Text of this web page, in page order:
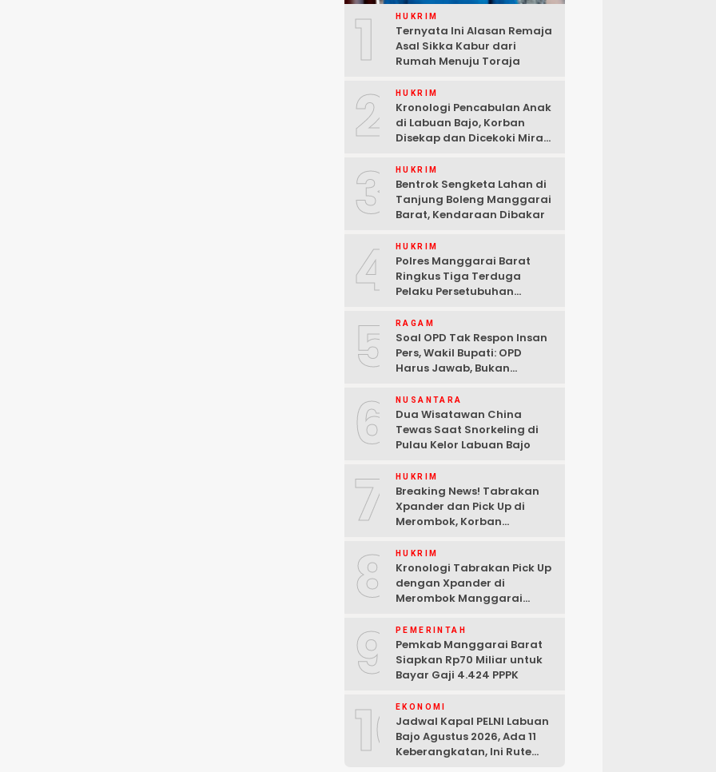
1 HUKRIM
Ternyata Ini Alasan Remaja
Asal Sikka Kabur dari
Rumah Menuju Toraja
2 HUKRIM
Kronologi Pencabulan Anak
di Labuan Bajo, Korban
Disekap dan Dicekoki Miras,
3 HUKRIM
Bentrok Sengketa Lahan di
Tanjung Boleng Manggarai
Barat, Kendaraan Dibakar
4 HUKRIM
Polres Manggarai Barat
Ringkus Tiga Terduga
Pelaku Persetubuhan
Bajo
5 RAGAM
Soal OPD Tak Respon Insan
Pers, Wakil Bupati: OPD
Harus Jawab, Bukan
6 NUSANTARA
Dua Wisatawan China
Tewas Saat Snorkeling di
Pulau Kelor Labuan Bajo
7 HUKRIM
Breaking News! Tabrakan
Xpander dan Pick Up di
Merombok, Korban
8 HUKRIM
Kronologi Tabrakan Pick Up
dengan Xpander di
Merombok Manggarai
9 PEMERINTAH
Pemkab Manggarai Barat
Siapkan Rp70 Miliar untuk
Bayar Gaji 4.424 PPPK
10EKONOMI
Jadwal Kapal PELNI Labuan
Bajo Agustus 2026, Ada 11
Keberangkatan, Ini Rute